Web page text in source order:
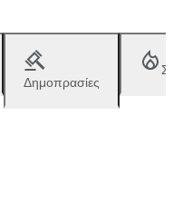
Δημοπρασίες